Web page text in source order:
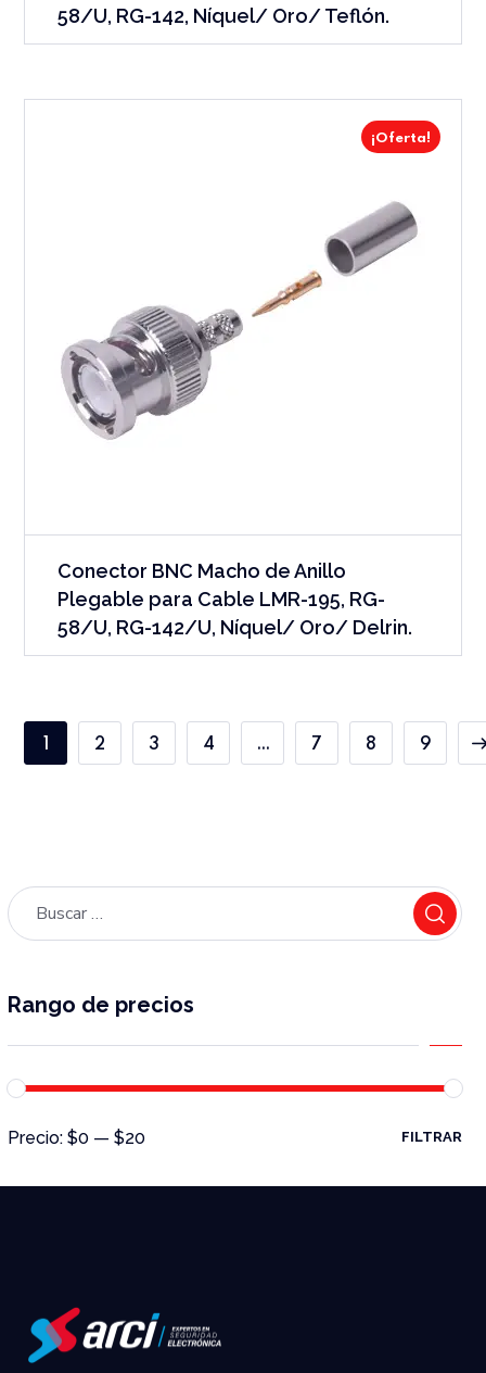
58/U, RG-142, Níquel/ Oro/ Teflón.
¡Oferta!
Conector BNC Macho de Anillo
Plegable para Cable LMR-195, RG-
58/U, RG-142/U, Níquel/ Oro/ Delrin.
2 3 4 … 7 8 9
Rango de precios
FILTRAR
Precio:$0 —$20